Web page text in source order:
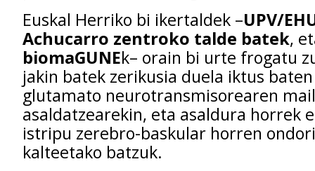
Euskal Herriko bi ikertaldek –UPV/
Achucarro zentroko talde batek,
biomaGUNEk– orain bi urte frogatu
jakin batek zerikusia duela iktus
glutamato neurotransmisorearen
asaldatzearekin, eta asaldura horrek
istripu zerebro-baskular horren
kalteetako batzuk.